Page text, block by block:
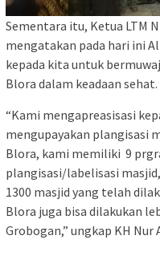
Sementara itu, Ketua LTM
mengatakan pada hari ini
kepada kita untuk
Blora dalam keadaan sehat.
“Kami mengapreasisasi
mengupayakan plangisasi
Blora, kami memiliki 9
plangisasi/labelisasi
1300 masjid yang telah
Blora juga bisa dilakukan
Grobogan,” ungkap KH Nur